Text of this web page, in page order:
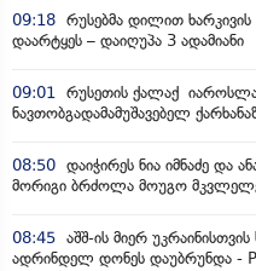
09:18 რუსებმა დილით
დაარტყეს – დაიღუპა 3 ადამიანი
09:01 რუსეთის ქალაქ
ნავთობგადამამუშავებელ
08:50 დაიჭირეს ნია იმნაძე და
მორიგი ბრძოლა მოუგო
08:45 აშშ-ის მიერ
ადრინდელ დონეს დაუბრუნდა -